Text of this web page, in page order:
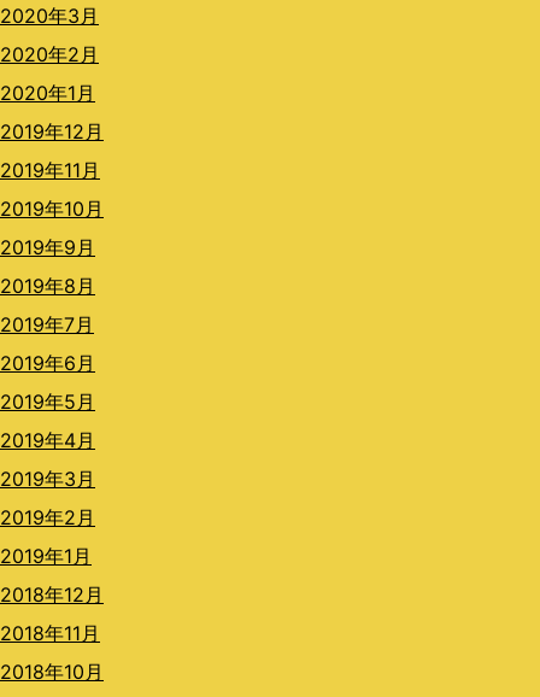
2020年3月
2020年2月
2020年1月
2019年12月
2019年11月
2019年10月
2019年9月
2019年8月
2019年7月
2019年6月
2019年5月
2019年4月
2019年3月
2019年2月
2019年1月
2018年12月
2018年11月
2018年10月